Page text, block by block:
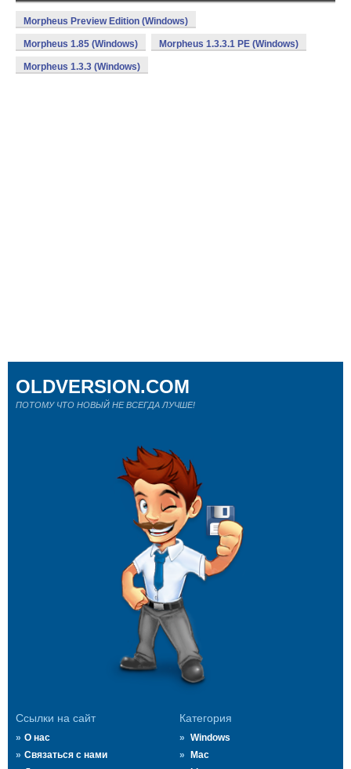
Morpheus Preview Edition (Windows)
Morpheus 1.85 (Windows) Morpheus 1.3.3.1 PE (Windows)
Morpheus 1.3.3 (Windows)
Ссылки на сайт
О нас
Связаться с нами
Категория
Windows
Mac
OLDVERSION.COM
ПОТОМУ ЧТО НОВЫЙ НЕ ВСЕГДА ЛУЧШЕ!